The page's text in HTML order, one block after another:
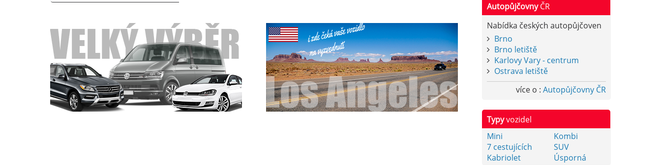
AutopůjčovnyČR
Nabídka českých autopůjčoven
Brno
Brno letiště
Karlovy Vary - centrum
Ostrava letiště
více o : Autopůjčovny ČR
Typyvozidel
Mini
Kombi
7 cestujících
SUV
Kabriolet
Úsporná